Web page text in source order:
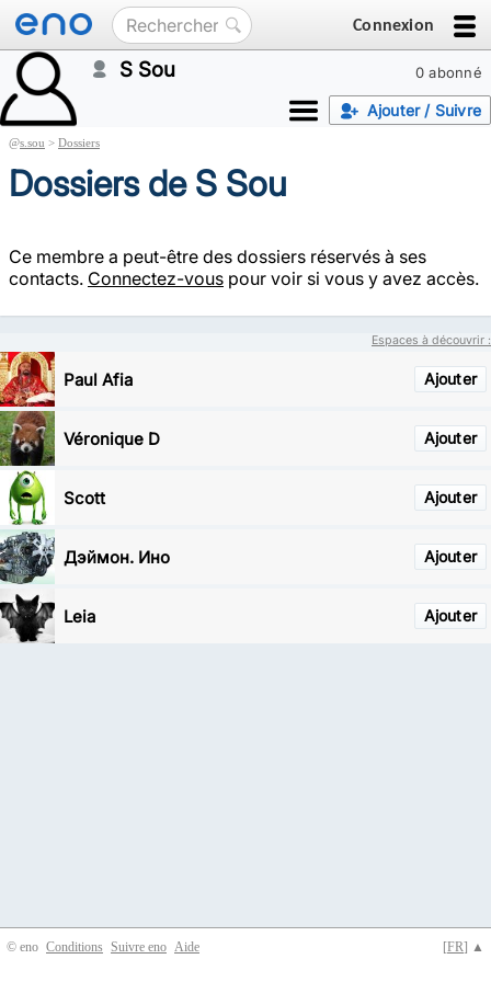
Connexion
0 abonné
S Sou
Ajouter / Suivre
@s.sou > Dossiers
Dossiers de S Sou
Ce membre a peut-être des dossiers réservés à ses
contacts. Connectez-vous pour voir si vous y avez accès.
Espaces à découvrir :
Ajouter
Paul Afia
Ajouter
Véronique D
Ajouter
Scott
Ajouter
Дэймон. Ино
Ajouter
Leia
© eno [FR] ▲
Conditions Suivre eno Aide